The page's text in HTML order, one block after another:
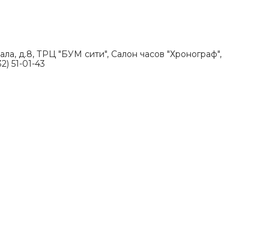
д.8, ТРЦ "БУМ сити", Салон часов "Хронограф",
51-01-43